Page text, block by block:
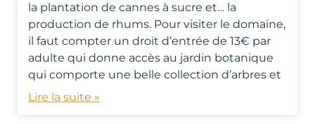
la plantation de cannes à sucre et… la
production de rhums. Pour visiter le domaine,
il faut compter un droit d’entrée de 13€ par
adulte qui donne accès au jardin botanique
qui comporte une belle collection d’arbres et
Lire la suite »